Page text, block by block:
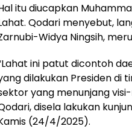
itu diucapkan
Qodari menyebut,
Widya Ningsih,
ini patut dicontoh
dilakukan Presiden di
yang menunjang
disela lakukan
(24/4/2025).